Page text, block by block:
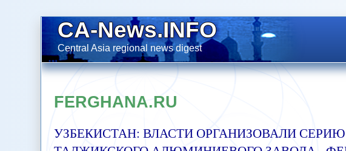
CA-News.INFO
Central Asia regional news digest
FERGHANA.RU
УЗБЕКИСТАН: ВЛАСТИ ОРГАНИЗОВАЛИ